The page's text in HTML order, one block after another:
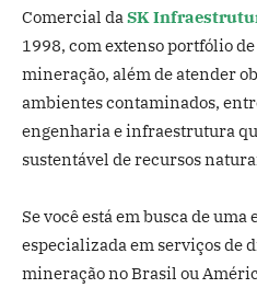
Comercial da SK
1998, com extenso portfólio
mineração, além de atender
ambientes contaminados,
engenharia e infraestrutura
sustentável de recursos
Se você está em busca de
especializada em serviços de
mineração no Brasil ou